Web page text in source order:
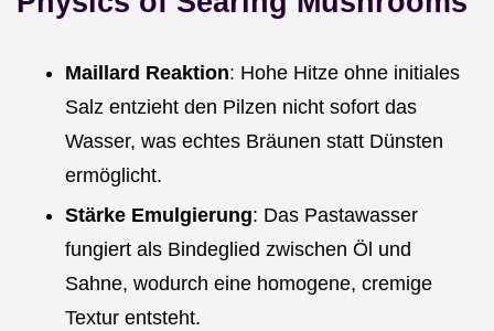
Maillard Reaktion: Hohe Hitze ohne initiales
Salz entzieht den Pilzen nicht sofort das
Wasser, was echtes Bräunen statt Dünsten
ermöglicht.
Stärke Emulgierung: Das Pastawasser
fungiert als Bindeglied zwischen Öl und
Sahne, wodurch eine homogene, cremige
Textur entsteht.